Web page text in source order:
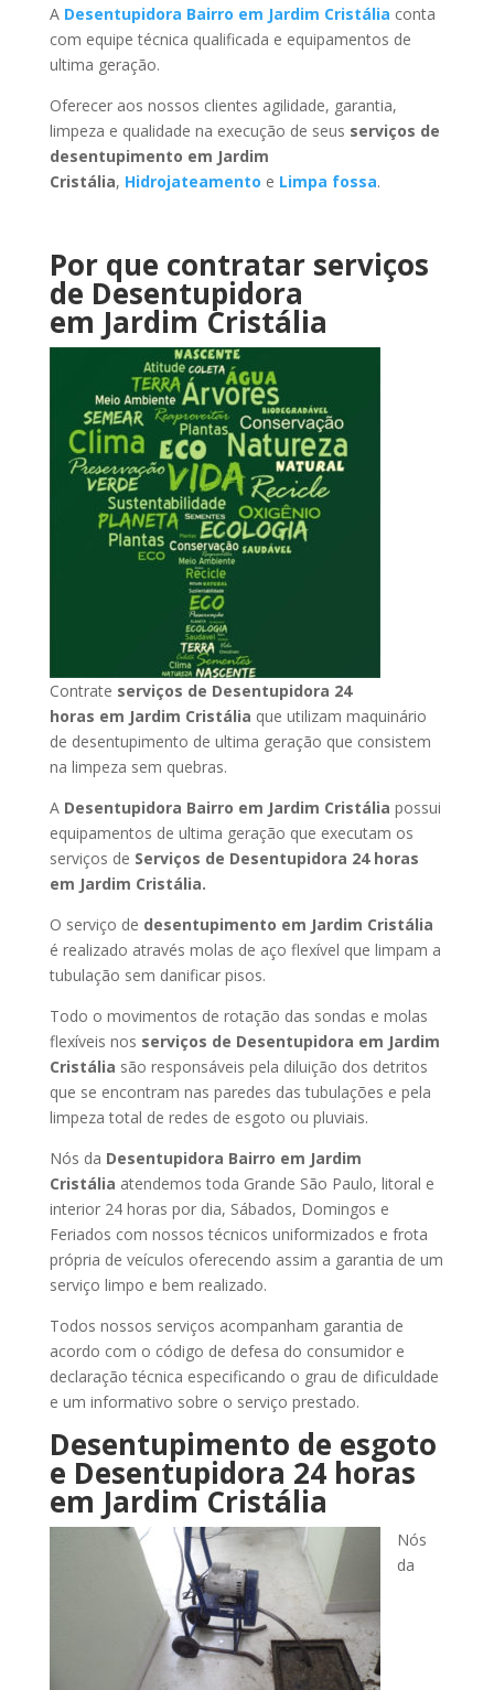
A Desentupidora Bairro em Jardim Cristália conta
com equipe técnica qualificada e equipamentos de
ultima geração.
Oferecer aos nossos clientes agilidade, garantia,
limpeza e qualidade na execução de seus serviços de
desentupimento em Jardim
Cristália, Hidrojateamento e Limpa fossa.
Por que contratar serviços
de Desentupidora
em Jardim Cristália
Contrate serviços de Desentupidora 24
horas em Jardim Cristália que utilizam maquinário
de desentupimento de ultima geração que consistem
na limpeza sem quebras.
A Desentupidora Bairro em Jardim Cristália possui
equipamentos de ultima geração que executam os
serviços de Serviços de Desentupidora 24 horas
em Jardim Cristália.
O serviço de desentupimento em Jardim Cristália
é realizado através molas de aço flexível que limpam a
tubulação sem danificar pisos.
Todo o movimentos de rotação das sondas e molas
flexíveis nos serviços de Desentupidora em Jardim
Cristália são responsáveis pela diluição dos detritos
que se encontram nas paredes das tubulações e pela
limpeza total de redes de esgoto ou pluviais.
Nós da Desentupidora Bairro em Jardim
Cristália atendemos toda Grande São Paulo, litoral e
interior 24 horas por dia, Sábados, Domingos e
Feriados com nossos técnicos uniformizados e frota
própria de veículos oferecendo assim a garantia de um
serviço limpo e bem realizado.
Todos nossos serviços acompanham garantia de
acordo com o código de defesa do consumidor e
declaração técnica especificando o grau de dificuldade
e um informativo sobre o serviço prestado.
Desentupimento de esgoto
e Desentupidora 24 horas
em Jardim Cristália
Nós
da